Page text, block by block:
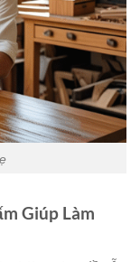
Giúp Làm